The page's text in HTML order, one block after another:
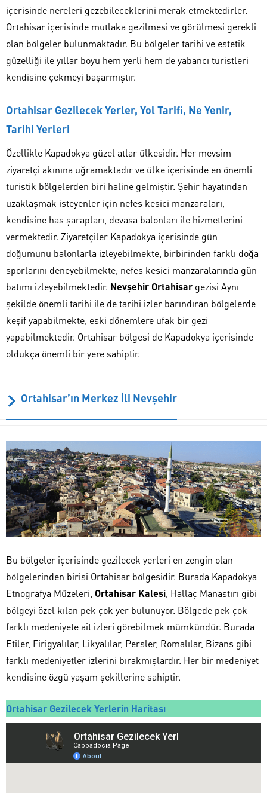
içerisinde nereleri gezebileceklerini merak etmektedirler.
Ortahisar içerisinde mutlaka gezilmesi ve görülmesi gerekli
olan bölgeler bulunmaktadır. Bu bölgeler tarihi ve estetik
güzelliği ile yıllar boyu hem yerli hem de yabancı turistleri
kendisine çekmeyi başarmıştır.
Ortahisar Gezilecek Yerler, Yol Tarifi, Ne Yenir,
Tarihi Yerleri
Özellikle Kapadokya güzel atlar ülkesidir. Her mevsim
ziyaretçi akınına uğramaktadır ve ülke içerisinde en önemli
turistik bölgelerden biri haline gelmiştir. Şehir hayatından
uzaklaşmak isteyenler için nefes kesici manzaraları,
kendisine has şarapları, devasa balonları ile hizmetlerini
vermektedir. Ziyaretçiler Kapadokya içerisinde gün
doğumunu balonlarla izleyebilmekte, birbirinden farklı doğa
sporlarını deneyebilmekte, nefes kesici manzaralarında gün
batımı izleyebilmektedir. Nevşehir Ortahisar gezisi Aynı
şekilde önemli tarihi ile de tarihi izler barındıran bölgelerde
keşif yapabilmekte, eski dönemlere ufak bir gezi
yapabilmektedir. Ortahisar bölgesi de Kapadokya içerisinde
oldukça önemli bir yere sahiptir.
Ortahisar’ın Merkez İli Nevşehir
Bu bölgeler içerisinde gezilecek yerleri en zengin olan
bölgelerinden birisi Ortahisar bölgesidir. Burada Kapadokya
Etnografya Müzeleri, Ortahisar Kalesi , Hallaç Manastırı gibi
bölgeyi özel kılan pek çok yer bulunuyor. Bölgede pek çok
farklı medeniyete ait izleri görebilmek mümkündür. Burada
Etiler, Firigyalılar, Likyalılar, Persler, Romalılar, Bizans gibi
farklı medeniyetler izlerini bırakmışlardır. Her bir medeniyet
kendisine özgü yaşam şekillerine sahiptir.
Ortahisar Gezilecek Yerlerin Haritası